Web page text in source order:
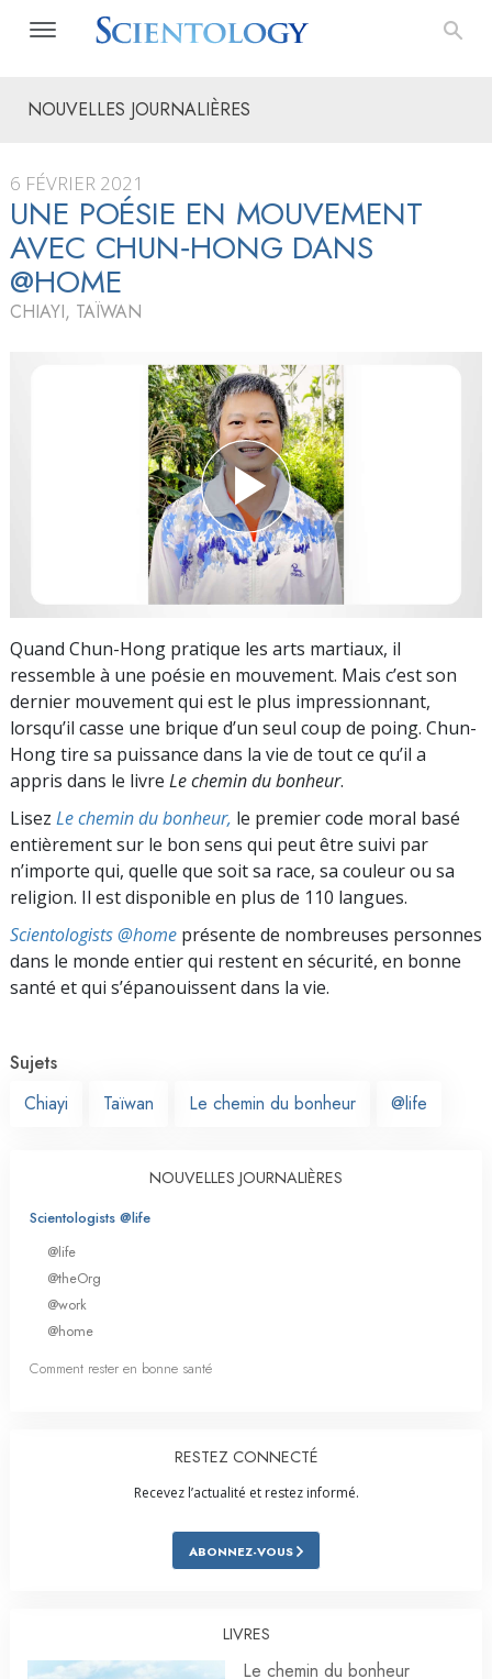
NOUVELLES JOURNALIÈRES
6 FÉVRIER 2021
UNE POÉSIE EN MOUVEMENT
AVEC CHUN‑HONG DANS
@HOME
CHIAYI, TAÏWAN
Quand Chun-Hong pratique les arts martiaux, il
ressemble à une poésie en mouvement. Mais c’est son
dernier mouvement qui est le plus impressionnant,
lorsqu’il casse une brique d’un seul coup de poing. Chun-
Hong tire sa puissance dans la vie de tout ce qu’il a
appris dans le livre Le chemin du bonheur.
Lisez Le chemin du bonheur, le premier code moral basé
entièrement sur le bon sens qui peut être suivi par
n’importe qui, quelle que soit sa race, sa couleur ou sa
religion. Il est disponible en plus de 110 langues.
Scientologists @home présente de nombreuses personnes
dans le monde entier qui restent en sécurité, en bonne
santé et qui s’épanouissent dans la vie.
Sujets
Chiayi
Taïwan Le chemin du bonheur @life
NOUVELLES JOURNALIÈRES
Scientologists @life
@life
@theOrg
@work
@home
Comment rester en bonne santé
RESTEZ CONNECTÉ
Recevez l’actualité et restez informé.
ABONNEZ-VOUS
LIVRES
Le chemin du bonheur